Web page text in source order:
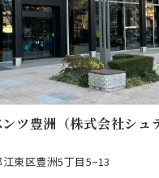
ツ豊洲（株式会社シュ
東区豊洲5丁目5−13